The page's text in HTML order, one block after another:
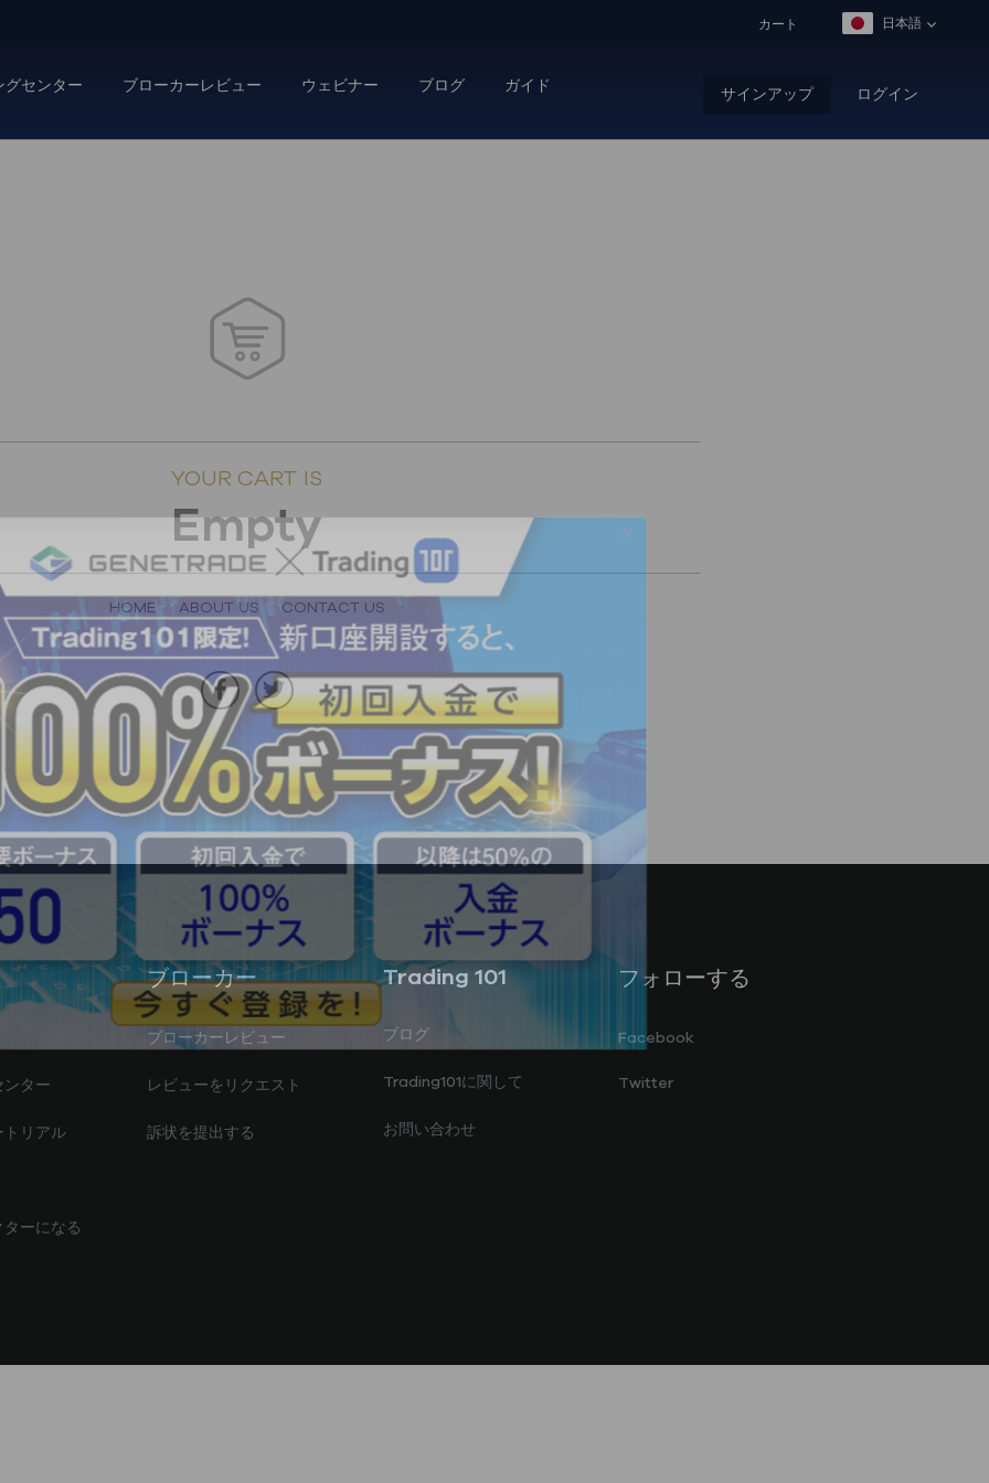
日本語
カート
グセンター ブローカーレビュー ウェビナー ブログ ガイド サインアップ ログイン
YOUR CART IS
Empty
HOME ABOUT US CONTACT US
ンター
トリアル
ーになる
ブローカー
ブローカーレビュー
レビューをリクエスト
訴状を提出する
Trading 101
ブログ
Trading101に関して
お問い合わせ
フォローする
Facebook
Twitter